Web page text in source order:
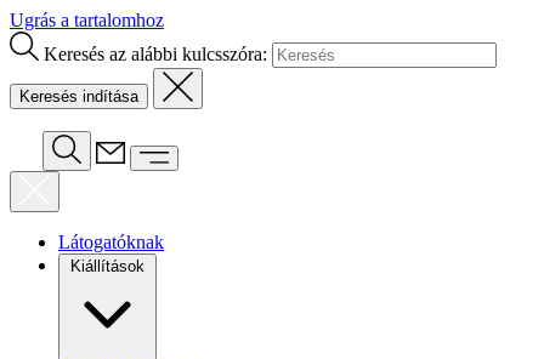
Ugrás a tartalomhoz
Keresés az alábbi kulcsszóra:
Látogatóknak
Kiállítások